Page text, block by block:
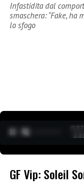
Infastidita dal
smaschera: “Fake, ha
lo sfogo
GF Vip: Soleil